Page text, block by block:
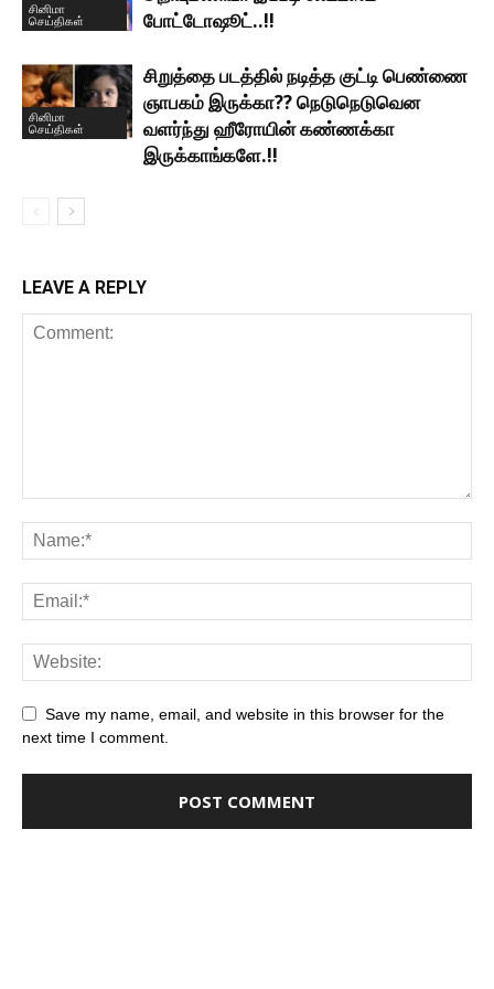
சினிமா
செய்திகள்
போட்டோஷூட்..!!
சினிமா
செய்திகள்
சிறுத்தை படத்தில் நடித்த குட்டி பெண்ணை
ஞாபகம் இருக்கா?? நெடுநெடுவென
வளர்ந்து ஹீரோயின் கண்ணக்கா
இருக்காங்களே.!!
LEAVE A REPLY
Save my name, email, and website in this browser for the
next time I comment.